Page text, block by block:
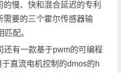
慢、快和混合延迟的专利
需要的三个霍尔传感器输
配。
有一款基于pwm的可编程
直流电机控制的dmos的h